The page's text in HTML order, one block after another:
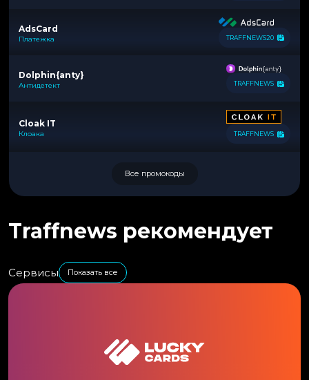
AdsCard
Платежка TRAFFNEWS20
Dolphin{anty}
Антидетект TRAFFNEWS
Cloak IT
Клоака TRAFFNEWS
Все промокоды
Traffnews рекомендует
Сервисы Показать все